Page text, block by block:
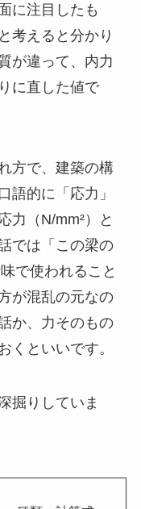
に注目したも
考えると分かり
が違って、内力
に直した値で
方で、建築の構
語的に「応力」
力（N/mm²）と
では「この梁の
で使われること
が混乱の元なの
か、力そのもの
くといいです。
掘りしていま